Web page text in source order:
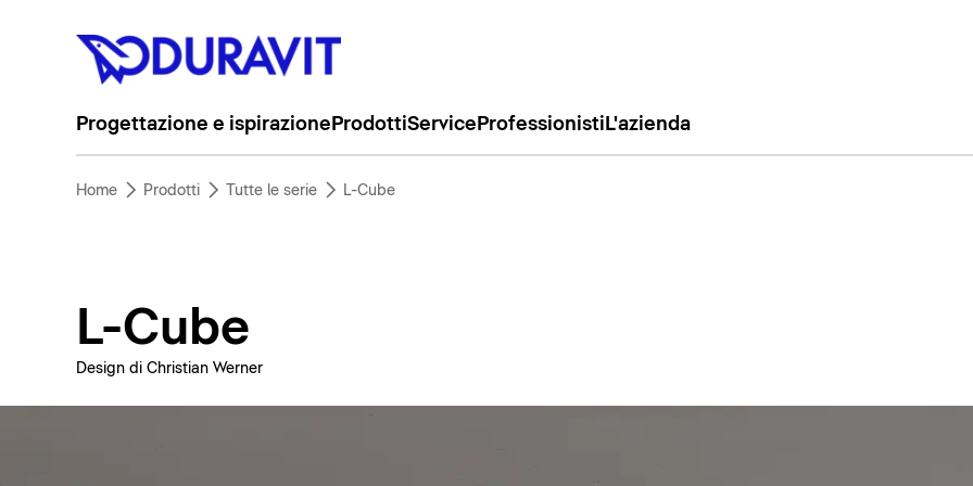
Progettazione e ispirazione ProdottiService Professionisti L'azienda
Home Prodotti Tutte le serie L-Cube
L-Cube
Design di Christian Werner